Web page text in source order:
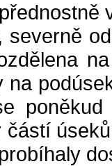
severně
na